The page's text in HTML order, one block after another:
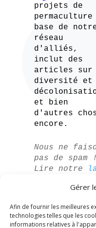
Gérer
Afin de fournir les meilleures
technologies telles que les
informations relatives à
projets de
permaculture
base de
réseau
d'alliés,
inclut des
articles sur
diversité et
et bien
d'autres
encore.
Nous ne
pas de spam !
Lire notre